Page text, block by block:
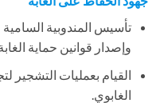
تأسيس المندوبية السامية
وإصدار قوانين حماية
القيام بعمليات التشجير
الغابوي.